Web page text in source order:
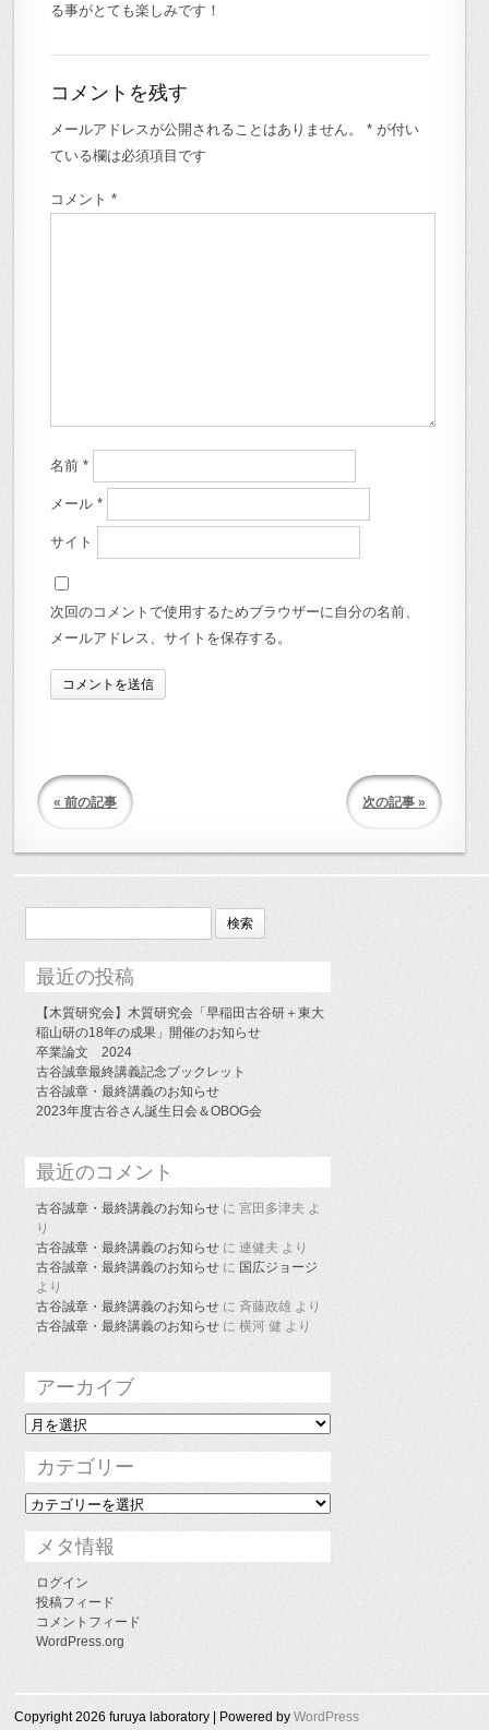
る事がとても楽しみです！
コメントを残す
メールアドレスが公開されることはありません。 * が付い
ている欄は必須項目です
コメント*
名前*
メール*
サイト
次回のコメントで使用するためブラウザーに自分の名前、
メールアドレス、サイトを保存する。
« 前の記事 次の記事 »
検
最近の投稿
【木質研究会】木質研究会「早稲田古谷研＋東大
稲山研の18年の成果」開催のお知らせ
卒業論文 2024
古谷誠章最終講義記念ブックレット
古谷誠章・最終講義のお知らせ
2023年度古谷さん誕生日会＆OBOG会
最近のコメント
古谷誠章・最終講義のお知らせ に宮田多津夫 よ
り
古谷誠章・最終講義のお知らせ に連健夫 より
古谷誠章・最終講義のお知らせ に 国広ジョージ
より
古谷誠章・最終講義のお知らせ に 斉藤政雄 より
古谷誠章・最終講義のお知らせ に横河 健 より
アーカイブ
ア
ブ
カテゴリー
カ
リ
メタ情報
ログイン
投稿フィード
コメントフィード
WordPress.org
Copyright 2026 furuya laboratory | Powered byWordPress